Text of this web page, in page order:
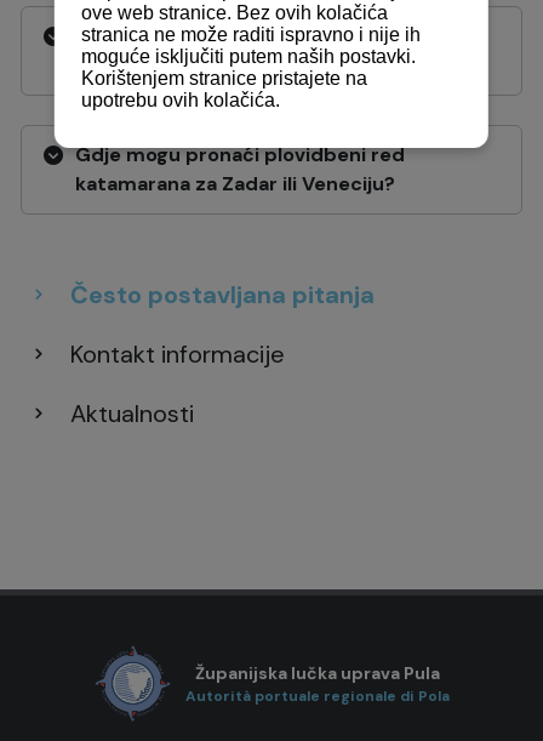
Gdje kupiti karte za katamaran za Zadar ili
Veneciju?
Gdje mogu pronaći plovidbeni red
katamarana za Zadar ili Veneciju?
Često postavljana pitanja
Kontakt informacije
Aktualnosti
Županijska lučka uprava Pula
Autorità portuale regionale di Pola